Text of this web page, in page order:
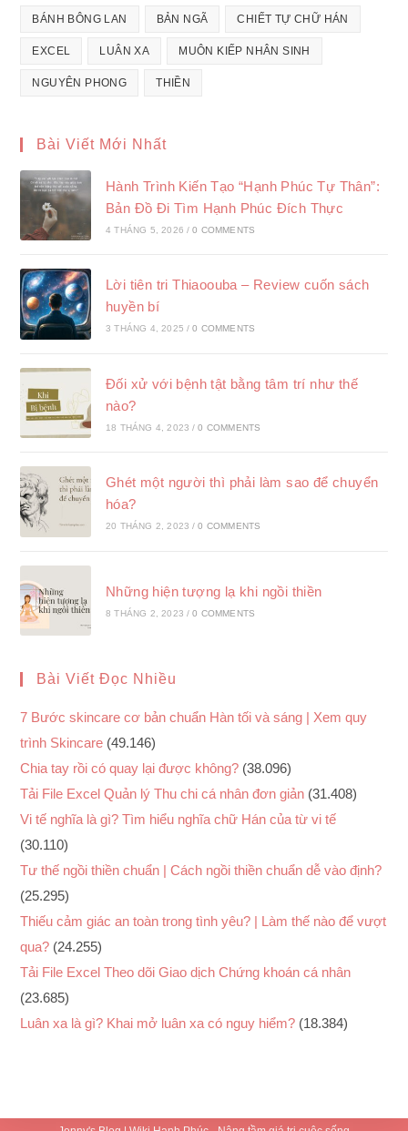
BÁNH BÔNG LAN BẢN NGÃ CHIẾT TỰ CHỮ HÁN
EXCEL LUÂN XA MUÔN KIẾP NHÂN SINH
NGUYÊN PHONG THIỀN
Bài Viết Mới Nhất
Hành Trình Kiến Tạo “Hạnh Phúc Tự Thân”:
Bản Đồ Đi Tìm Hạnh Phúc Đích Thực
4 THÁNG 5, 2026 / 0 COMMENTS
Lời tiên tri Thiaoouba – Review cuốn sách
huyền bí
3 THÁNG 4, 2025 / 0 COMMENTS
Đối xử với bệnh tật bằng tâm trí như thế
nào?
18 THÁNG 4, 2023 / 0 COMMENTS
Ghét một người thì phải làm sao để chuyển
hóa?
20 THÁNG 2, 2023 / 0 COMMENTS
Những hiện tượng lạ khi ngồi thiền
8 THÁNG 2, 2023 / 0 COMMENTS
Bài Viết Đọc Nhiều
7 Bước skincare cơ bản chuẩn Hàn tối và sáng | Xem quy
trình Skincare (49.146)
Chia tay rồi có quay lại được không? (38.096)
Tải File Excel Quản lý Thu chi cá nhân đơn giản (31.408)
Vi tế nghĩa là gì? Tìm hiểu nghĩa chữ Hán của từ vi tế
(30.110)
Tư thế ngồi thiền chuẩn | Cách ngồi thiền chuẩn dễ vào định?
(25.295)
Thiếu cảm giác an toàn trong tình yêu? | Làm thế nào để vượt
qua? (24.255)
Tải File Excel Theo dõi Giao dịch Chứng khoán cá nhân
(23.685)
Luân xa là gì? Khai mở luân xa có nguy hiểm? (18.384)